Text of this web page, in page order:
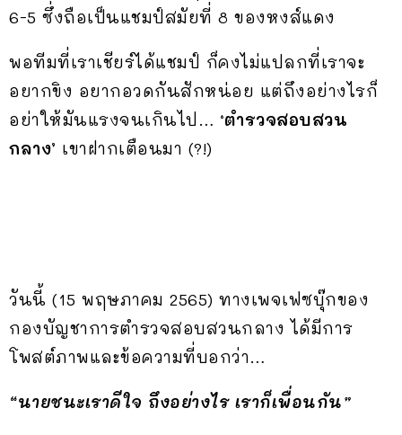
6-5 ซึ่งถือเป็นแชมป์สมัยที่ 8 ของหงส์แดง
พอทีมที่เราเชียร์ได้แชมป์ ก็คงไม่แปลกที่เราจะ
อยากขิง อยากอวดกันสักหน่อย แต่ถึงอย่างไรก็
อย่าให้มันแรงจนเกินไป… ‘ตำรวจสอบสวน
กลาง’ เขาฝากเตือนมา (?!)
วันนี้ (15 พฤษภาคม 2565) ทางเพจเฟซบุ๊กของ
กองบัญชาการตำรวจสอบสวนกลาง ได้มีการ
โพสต์ภาพและข้อความที่บอกว่า…
“นายชนะเราดีใจ ถึงอย่างไร เราก็เพื่อนกัน”